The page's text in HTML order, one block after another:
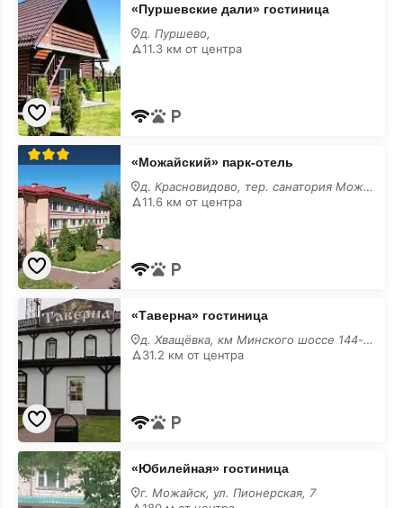
дали»
гостиница
«Пуршевские дали» гостиница
д. Пуршево,
11.3 км от центра
«Можайский»
парк-
отель
«Можайский» парк-отель
д. Красновидово, тер. санатория Можайский,
11.6 км от центра
«Таверна»
гостиница
«Таверна» гостиница
д. Хващёвка, км Минского шоссе 144-й, 3
31.2 км от центра
«Юбилейная»
гостиница
«Юбилейная» гостиница
г. Можайск, ул. Пионерская, 7